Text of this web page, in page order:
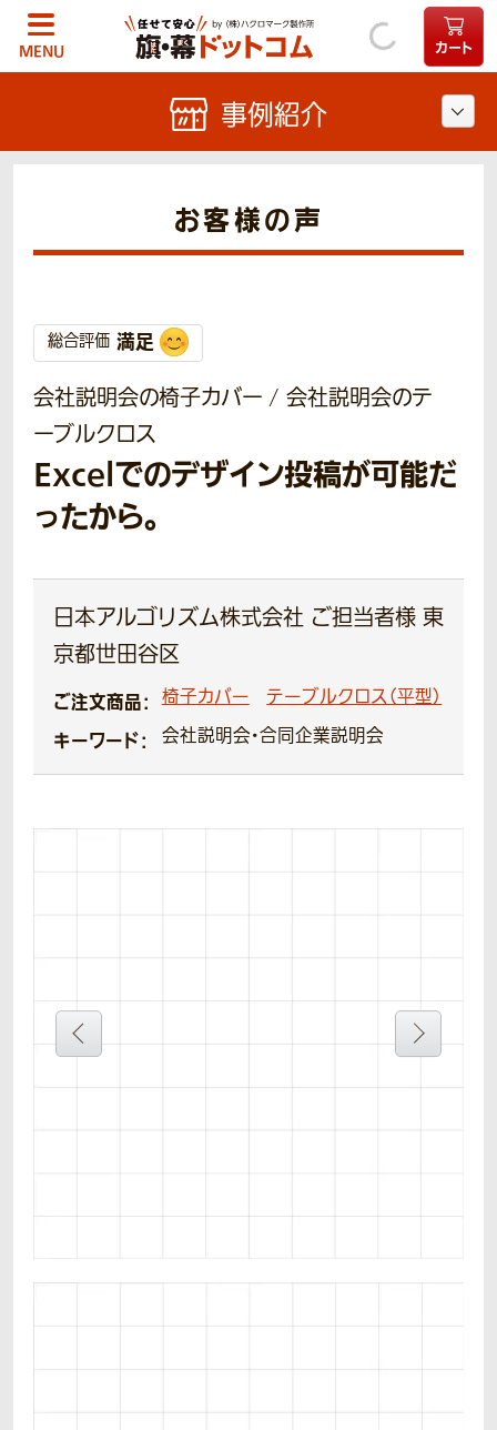
MENU カート
お客様の声
総合評価 満足
会社説明会の椅子カバー / 会社説明会のテ
ーブルクロス
Excelでのデザイン投稿が可能だ
ったから。
日本アルゴリズム株式会社 ご担当者様 東
京都世田谷区
ご注文商品： 椅子カバー テーブルクロス（平型）
キーワード： 会社説明会・合同企業説明会
事例紹介